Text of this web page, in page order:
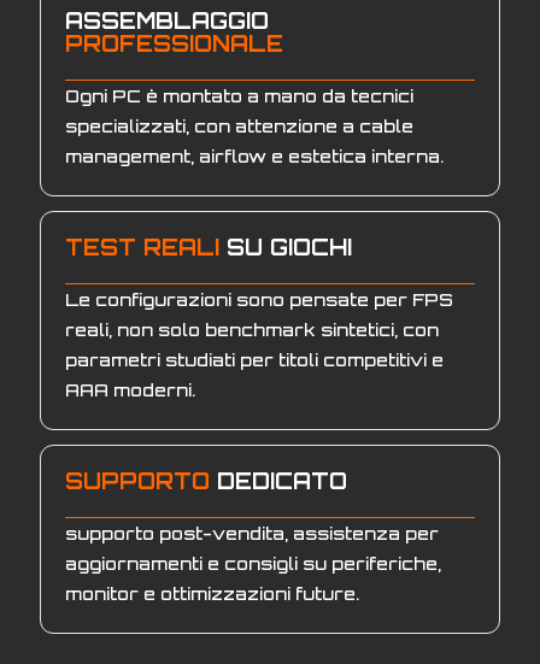
ASSEMBLAGGIO
PROFESSIONALE
Ogni PC è montato a mano da tecnici
specializzati, con attenzione a cable
management, airflow e estetica interna.
TEST REALI SU GIOCHI
Le configurazioni sono pensate per FPS
reali, non solo benchmark sintetici, con
parametri studiati per titoli competitivi e
AAA moderni.
SUPPORTO DEDICATO
supporto post-vendita, assistenza per
aggiornamenti e consigli su periferiche,
monitor e ottimizzazioni future.